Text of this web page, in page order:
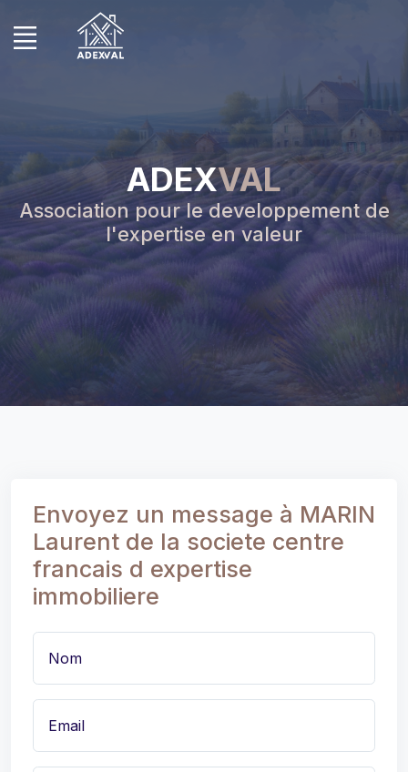
ADEXVAL
Association pour le developpement de
l'expertise en valeur
Envoyez un message à MARIN
Laurent de la societe centre
francais d expertise
immobiliere
Nom
Email